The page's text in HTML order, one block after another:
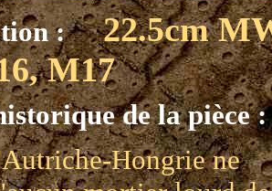
:
22.5cm
M17
de la pièce :
Hongrie ne